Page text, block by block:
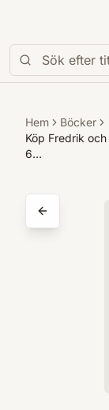
Hem
Böcker
Köp Fredrik
6…